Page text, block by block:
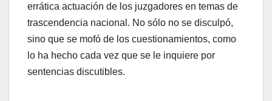
errática actuación de los juzgadores en temas de
trascendencia nacional. No sólo no se disculpó,
sino que se mofó de los cuestionamientos, como
lo ha hecho cada vez que se le inquiere por
sentencias discutibles.